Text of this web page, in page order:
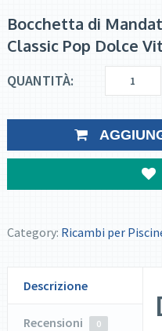
Bocchetta di
Classic Pop Dolce
QUANTITÀ:
Category: Ricambi per
Descrizione
Recensioni 0